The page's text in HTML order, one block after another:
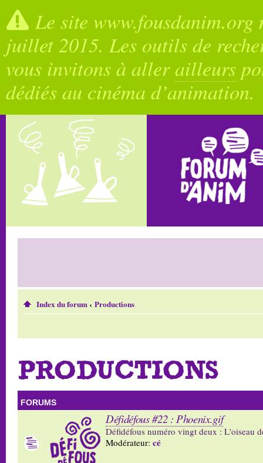
Le site
juillet 2015. Les outils de
vous invitons à allerailleurs
dédiés au cinéma d’animation.
Index du forum‹ Productions
PRODUCTIONS
FORUMS
Défidéfous #22 : Phoenix.gif
Défidéfous numéro vingt deux : L'oiseau
Modérateur: cé